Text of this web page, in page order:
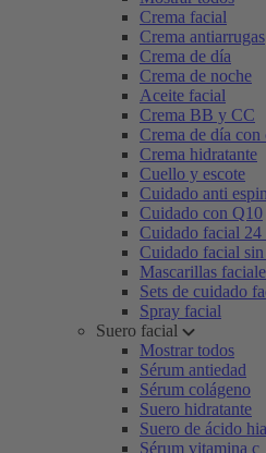
Crema facial
Crema antiarrugas
Crema de día
Crema de noche
Aceite facial
Crema BB y CC
Crema de día con
Crema hidratante
Cuello y escote
Cuidado anti
Cuidado con Q10
Cuidado facial 24
Cuidado facial sin
Mascarillas
Sets de cuidado
Spray facial
Suero facial
Mostrar todos
Sérum antiedad
Sérum colágeno
Suero hidratante
Suero de ácido
Sérum vitamina c